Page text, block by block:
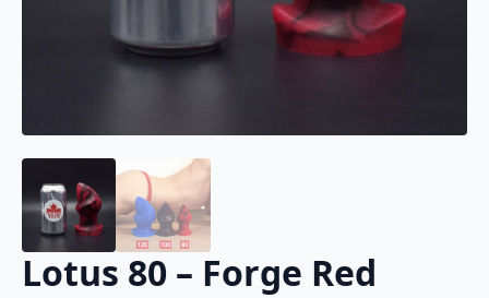
Lotus 80 – Forge Red